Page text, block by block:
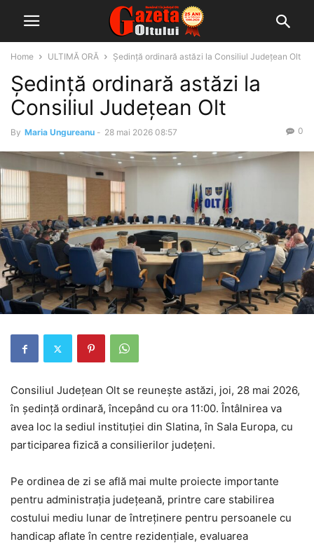
Home ULTIMĂ ORĂ Ședință ordinară astăzi la Consiliul Județean Olt
Ședință ordinară astăzi la
Consiliul Județean Olt
By Maria Ungureanu - 28 mai 2026 08:57 0
Consiliul Județean Olt se reunește astăzi, joi, 28 mai 2026,
în ședință ordinară, începând cu ora 11:00. Întâlnirea va
avea loc la sediul instituției din Slatina, în Sala Europa, cu
participarea fizică a consilierilor județeni.
Pe ordinea de zi se află mai multe proiecte importante
pentru administrația județeană, printre care stabilirea
costului mediu lunar de întreținere pentru persoanele cu
handicap aflate în centre rezidențiale, evaluarea